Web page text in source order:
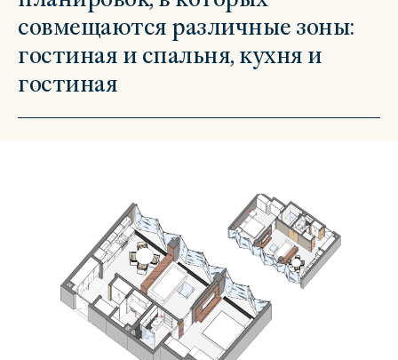
совмещаются различные зоны:
гостиная и спальня, кухня и
гостиная